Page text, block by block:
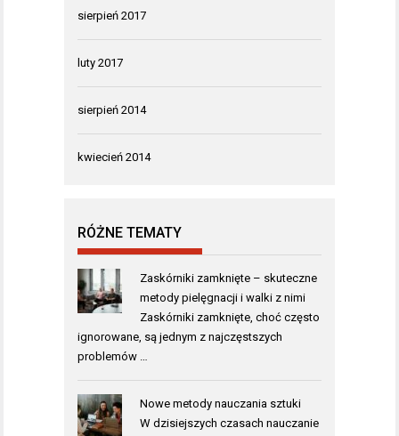
sierpień 2017
luty 2017
sierpień 2014
kwiecień 2014
RÓŻNE TEMATY
Zaskórniki zamknięte – skuteczne
metody pielęgnacji i walki z nimi
Zaskórniki zamknięte, choć często
ignorowane, są jednym z najczęstszych
problemów …
Nowe metody nauczania sztuki
W dzisiejszych czasach nauczanie